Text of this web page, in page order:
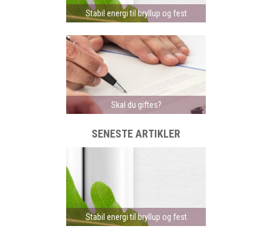
Stabil energi til bryllup og fest
Skal du giftes?
SENESTE ARTIKLER
Stabil energi til bryllup og fest